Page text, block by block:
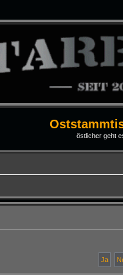
östlicher geht